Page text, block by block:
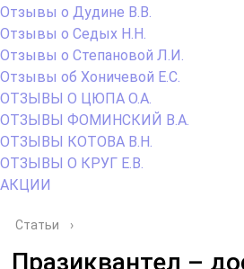
Отзывы о Дудине В.В.
Отзывы о Седых Н.Н.
Отзывы о Степановой Л.И.
Отзывы об Хоничевой Е.С.
ОТЗЫВЫ О ЦЮПА О.А.
ОТЗЫВЫ ФОМИНСКИЙ В.А.
ОТЗЫВЫ КОТОВА В.Н.
ОТЗЫВЫ О КРУГ Е.В.
АКЦИИ
Статьи ›
Празиквантел –